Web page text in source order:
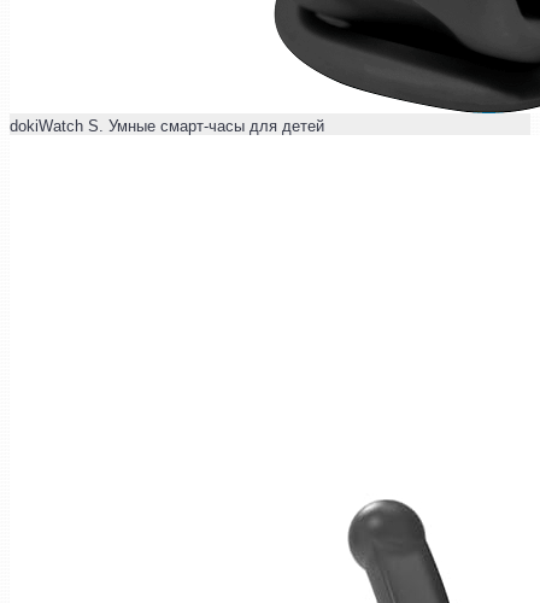
dokiWatch S. Умные смарт-часы для детей